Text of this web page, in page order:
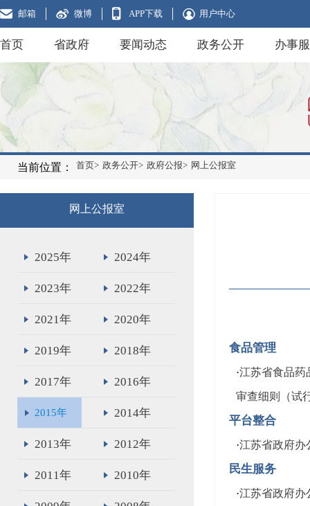
邮箱 微博 APP下载 用户中心
首页 省政府 要闻动态 政务公开 办事
当前位置： 首页> 政务公开> 政府公报> 网上公报室
网上公报室
2025年 2024年
2023年 2022年
2021年 2020年
2019年 2018年
2017年 2016年
2015年 2014年
2013年 2012年
2011年 2010年
食品管理
·江苏省食品药
审查细则（试
平台整合
·江苏省政府办
民生服务
·江苏省政府办